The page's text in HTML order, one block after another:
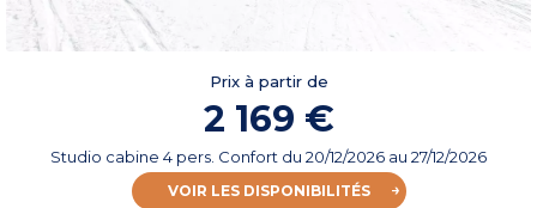
Prix à partir de
2 169 €
Studio cabine 4 pers. Confort du 20/12/2026 au 27/12/2026
VOIR LES DISPONIBILITÉS